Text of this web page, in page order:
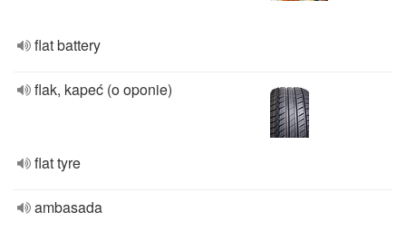
flat battery
flak, kapeć (o oponie)
flat tyre
ambasada